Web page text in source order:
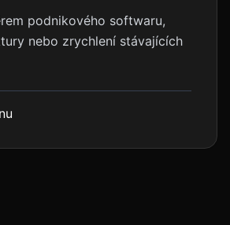
podnikového softwaru,
nebo zrychlení stávajících